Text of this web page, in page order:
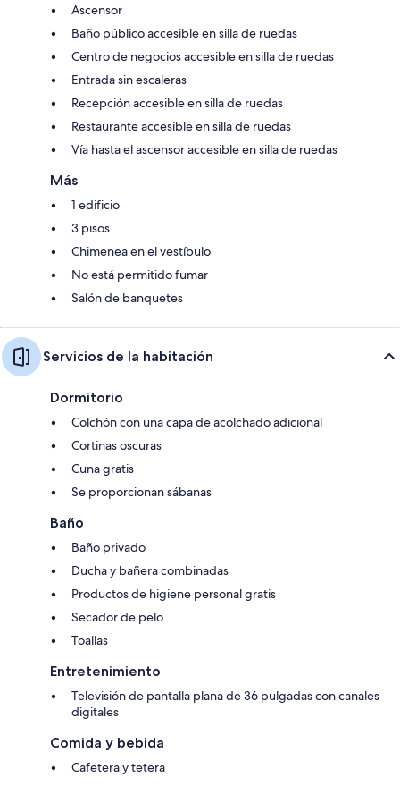
Ascensor
Baño público accesible en silla de ruedas
Centro de negocios accesible en silla de ruedas
Entrada sin escaleras
Recepción accesible en silla de ruedas
Restaurante accesible en silla de ruedas
Vía hasta el ascensor accesible en silla de ruedas
Más
1 edificio
3 pisos
Chimenea en el vestíbulo
No está permitido fumar
Salón de banquetes
Servicios de la habitación
Dormitorio
Colchón con una capa de acolchado adicional
Cortinas oscuras
Cuna gratis
Se proporcionan sábanas
Baño
Baño privado
Ducha y bañera combinadas
Productos de higiene personal gratis
Secador de pelo
Toallas
Entretenimiento
Televisión de pantalla plana de 36 pulgadas con canales
digitales
Comida y bebida
Cafetera y tetera